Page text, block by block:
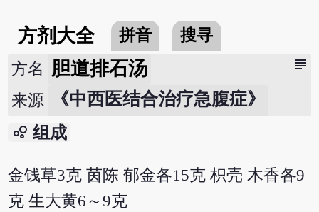
方剂大全 拼音 搜寻
subject
方名 胆道排石汤
来源 《中西医结合治疗急腹症》
bubble_chart 组成
金钱草3克 茵陈 郁金各15克 枳壳 木香各9
克 生大黄6～9克